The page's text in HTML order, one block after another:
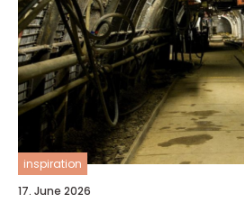
inspiration
17. June 2026